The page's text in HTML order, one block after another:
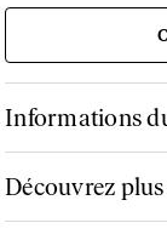
Informations
Découvrez